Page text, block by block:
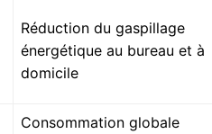
Réduction du gaspillage
énergétique au bureau et à
domicile
Consommation globale